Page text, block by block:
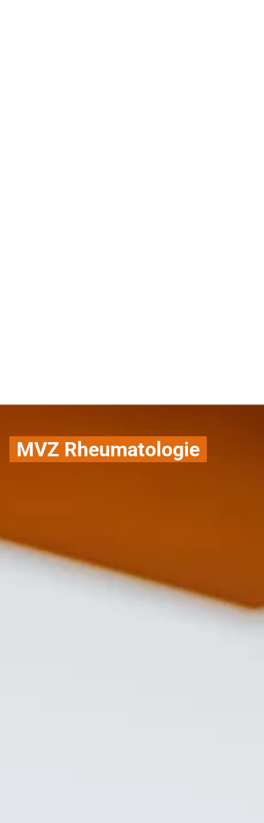
MVZ Rheumatologie